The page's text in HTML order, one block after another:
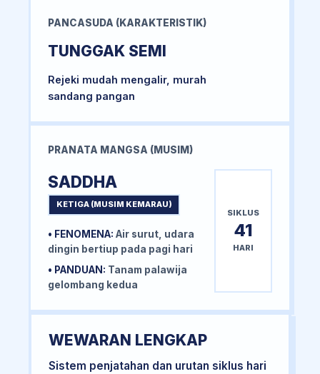
PANCASUDA (KARAKTERISTIK)
TUNGGAK SEMI
Rejeki mudah mengalir, murah
sandang pangan
PRANATA MANGSA (MUSIM)
SADDHA
KETIGA (MUSIM KEMARAU)
• FENOMENA: Air surut, udara
dingin bertiup pada pagi hari
• PANDUAN: Tanam palawija
gelombang kedua
SIKLUS
41
HARI
WEWARAN LENGKAP
Sistem penjatahan dan urutan siklus hari